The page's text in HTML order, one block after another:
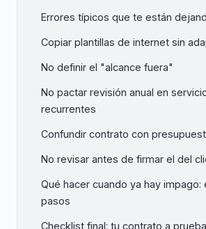
Errores típicos que te están
Copiar plantillas de internet sin
No definir el "alcance fuera"
No pactar revisión anual en
recurrentes
Confundir contrato con
No revisar antes de firmar el del
Qué hacer cuando ya hay impago:
pasos
Checklist final: tu contrato a